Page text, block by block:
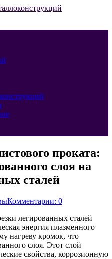
проката:
слоя на
сталей
Комментарии: 0
легированных сталей
энергия плазменного
нагреву кромок, что
слоя. Этот слой
свойства, коррозионную